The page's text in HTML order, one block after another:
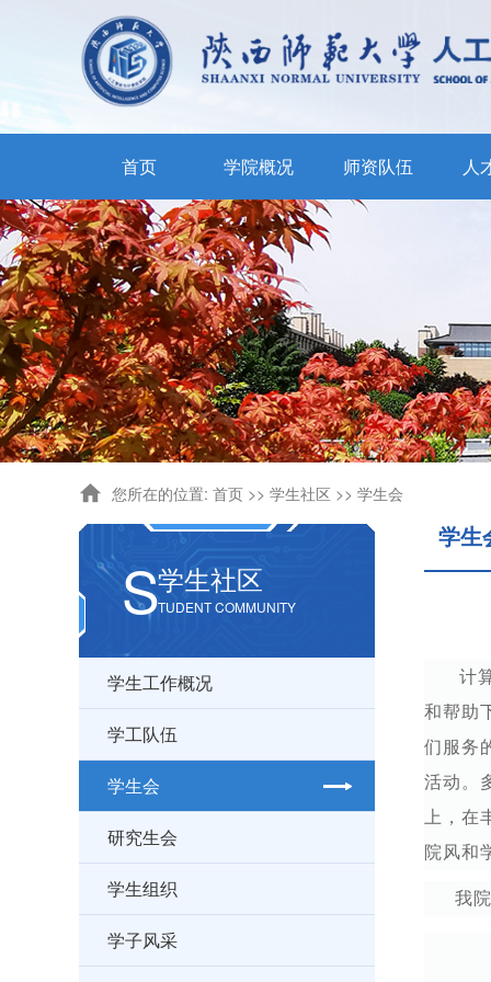
首页 学院概况 师资队伍 人
您所在的位置: 首页 >> 学生社区 >> 学生会
学生社区
TUDENT COMMUNITY
S
学生工作概况
学工队伍
学生会
研究生会
学生组织
学子风采
学生
计
和帮助
们服务
活动。
上，
院风和
我